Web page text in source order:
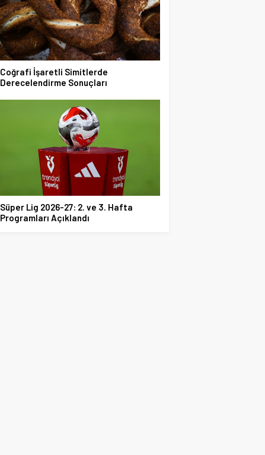
Coğrafi İşaretli Simitlerde
Derecelendirme Sonuçları
Süper Lig 2026-27: 2. ve 3. Hafta
Programları Açıklandı